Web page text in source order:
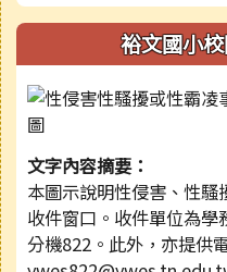
裕文國小
文字內容摘要：
本圖示說明性侵害、性
收件窗口。收件單位為
分機822。此外，亦提供